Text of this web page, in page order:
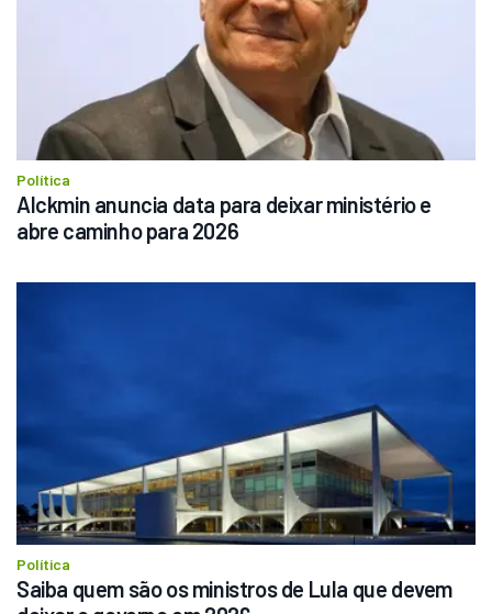
Política
Alckmin anuncia data para deixar ministério e
abre caminho para 2026
Política
Saiba quem são os ministros de Lula que devem